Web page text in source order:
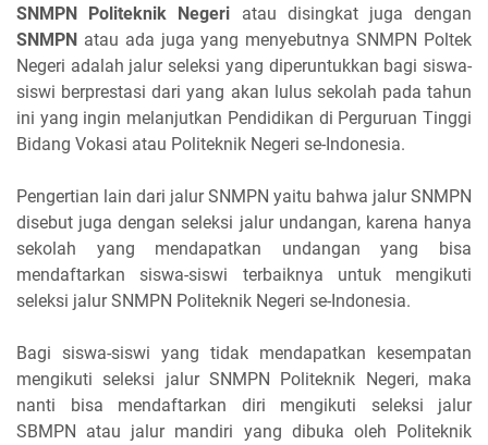
SNMPN Politeknik Negeri atau disingkat juga dengan
SNMPN atau ada juga yang menyebutnya SNMPN Poltek
Negeri adalah jalur seleksi yang diperuntukkan bagi siswa-
siswi berprestasi dari yang akan lulus sekolah pada tahun
ini yang ingin melanjutkan Pendidikan di Perguruan Tinggi
Bidang Vokasi atau Politeknik Negeri se-Indonesia.
Pengertian lain dari jalur SNMPN yaitu bahwa jalur SNMPN
disebut juga dengan seleksi jalur undangan, karena hanya
sekolah yang mendapatkan undangan yang bisa
mendaftarkan siswa-siswi terbaiknya untuk mengikuti
seleksi jalur SNMPN Politeknik Negeri se-Indonesia.
Bagi siswa-siswi yang tidak mendapatkan kesempatan
mengikuti seleksi jalur SNMPN Politeknik Negeri, maka
nanti bisa mendaftarkan diri mengikuti seleksi jalur
SBMPN atau jalur mandiri yang dibuka oleh Politeknik